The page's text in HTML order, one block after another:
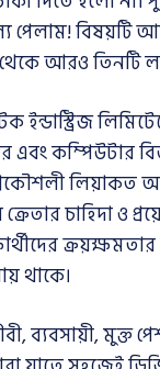
পেলাম!
আরও তিনটি
এবং কম্পিউটার
প্রকৌশলী
চাহিদা ও
থাকে।
ব্যবসায়ী, মুক্ত